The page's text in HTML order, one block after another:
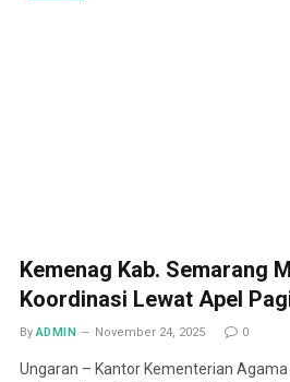
Kemenag Kab. Semarang
Koordinasi Lewat Apel
By ADMIN November 24, 2025 0
Ungaran – Kantor Kementerian